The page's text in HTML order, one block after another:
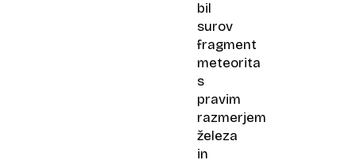
bil
surov
fragment
meteorita
s
pravim
razmerjem
železa
in